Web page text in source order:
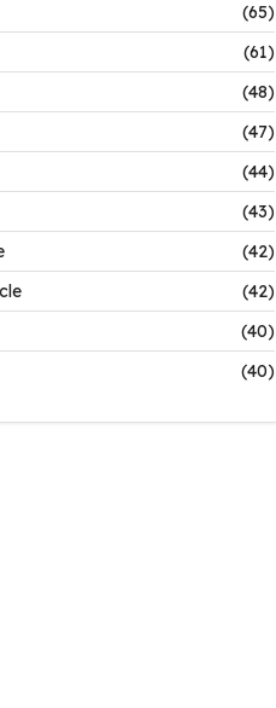
(65)
(61)
(48)
(47)
(44)
(43)
(42)
(42)
(40)
(40)